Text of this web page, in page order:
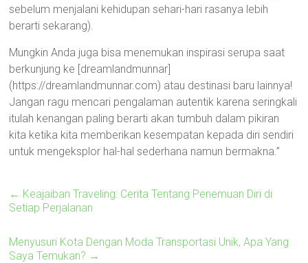
sebelum menjalani kehidupan sehari-hari rasanya lebih
berarti sekarang).
Mungkin Anda juga bisa menemukan inspirasi serupa saat
berkunjung ke [dreamlandmunnar]
(https://dreamlandmunnar.com) atau destinasi baru lainnya!
Jangan ragu mencari pengalaman autentik karena seringkali
itulah kenangan paling berarti akan tumbuh dalam pikiran
kita ketika kita memberikan kesempatan kepada diri sendiri
untuk mengeksplor hal-hal sederhana namun bermakna.”
← Keajaiban Traveling: Cerita Tentang Penemuan Diri di
Setiap Perjalanan
Menyusuri Kota Dengan Moda Transportasi Unik, Apa Yang
Saya Temukan? →